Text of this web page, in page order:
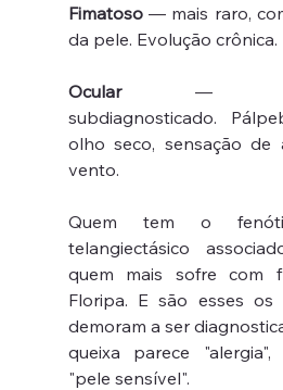
Fimatoso — mais raro,
da pele. Evolução crônica.
Ocular —
subdiagnosticado.
olho seco, sensação de
vento.
Quem tem o
telangiectásico
quem mais sofre com
Floripa. E são esses os
demoram a ser
queixa parece "alergia",
"pele sensível".